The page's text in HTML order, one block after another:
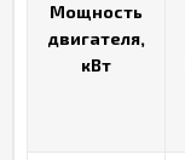
Мощность
двигателя,
кВт
Мощность
двигателя,
кВт